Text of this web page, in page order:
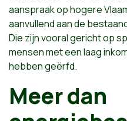
aanspraak op hogere
aanvullend aan de
Die zijn vooral gericht op
mensen met een laag
hebben geërfd.
Meer dan